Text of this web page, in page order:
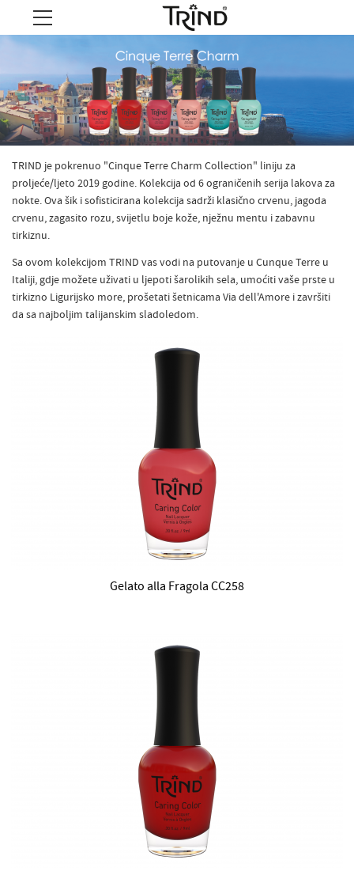
TRIND je pokrenuo "Cinque Terre Charm Collection" liniju za
proljeće/ljeto 2019 godine. Kolekcija od 6 ograničenih serija lakova za
nokte. Ova šik i sofisticirana kolekcija sadrži klasično crvenu, jagoda
crvenu, zagasito rozu, svijetlu boje kože, nježnu mentu i zabavnu
tirkiznu.
Sa ovom kolekcijom TRIND vas vodi na putovanje u Cunque Terre u
Italiji, gdje možete uživati u ljepoti šarolikih sela, umoćiti vaše prste u
tirkizno Ligurijsko more, prošetati šetnicama Via dell'Amore i završiti
da sa najboljim talijanskim sladoledom.
Gelato alla Fragola CC258